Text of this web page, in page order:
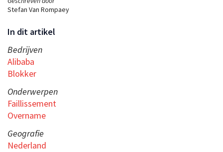
Stefan Van Rompaey
In dit artikel
Bedrijven
Alibaba
Blokker
Onderwerpen
Faillissement
Overname
Geografie
Nederland